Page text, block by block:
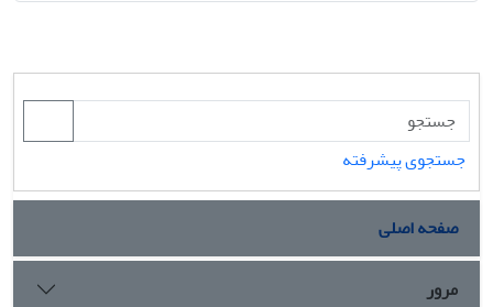
جستجوی پیشرفته
صفحه اصلی
مرور